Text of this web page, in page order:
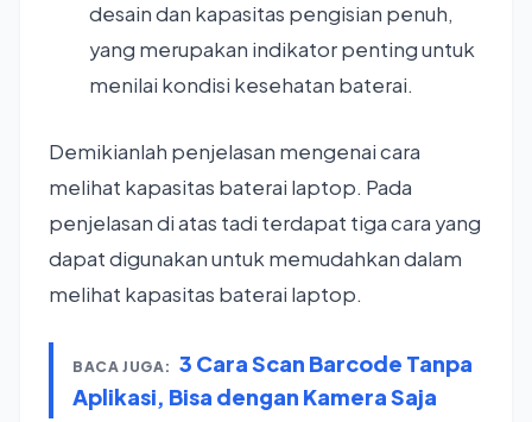
desain dan kapasitas pengisian penuh,
yang merupakan indikator penting untuk
menilai kondisi kesehatan baterai.
Demikianlah penjelasan mengenai cara
melihat kapasitas baterai laptop. Pada
penjelasan di atas tadi terdapat tiga cara yang
dapat digunakan untuk memudahkan dalam
melihat kapasitas baterai laptop.
BACA JUGA: 3 Cara Scan Barcode Tanpa
Aplikasi, Bisa dengan Kamera Saja